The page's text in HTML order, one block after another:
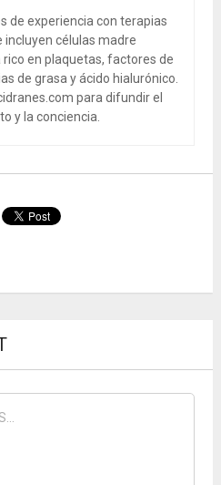
de experiencia con terapias
incluyen células madre
en plaquetas, factores de
de grasa y ácido hialurónico.
para difundir el
y la conciencia.